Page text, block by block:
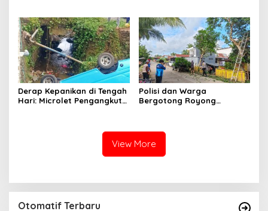
Derap Kepanikan di Tengah
Hari: Microlet Pengangkut
Polisi dan Warga
Bergotong Royong
Rawan Tumbang
View More
Otomatif Terbaru